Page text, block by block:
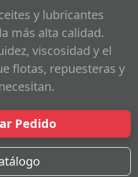
y lubricantes
más alta calidad.
viscosidad y el
flotas, repuesteras y
Pedido